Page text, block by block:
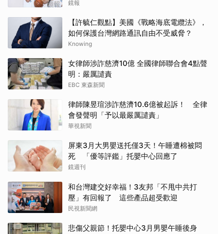
鏡報
【許毓仁觀點】美國《戰略海底電纜法》，
如何保護台灣網路通訊自由不受威脅？
Knowing
女律師涉詐慈濟10億 全國律師聯合會4點聲
明：嚴厲譴責
EBC 東森新聞
律師陳昱瑄涉詐慈濟10.6億被起訴！ 全律
會發聲明「予以最嚴厲譴責」
華視新聞
屏東3月大男嬰送托僅3天！午睡遭棉被悶
死 「優等評鑑」托嬰中心回應了
鏡週刊
和台灣建交好幸福！3友邦「不甩中共打
壓」有回報了 這些產品超受歡迎
民視新聞網
悲傷父親節！托嬰中心3月男嬰午睡後身